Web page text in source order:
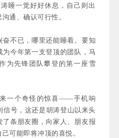
睡一觉好好休息，自己则出
通、确认可行性。
不已，哪里还能睡着。要知
今年第一支登顶的团队，马
为先锋团队攀登的第一座雪
一个奇怪的惊喜——手机响
信号，这还是胡涛登山以来头
条朋友圈，向家人、朋友报
可能即将冲顶的喜悦。